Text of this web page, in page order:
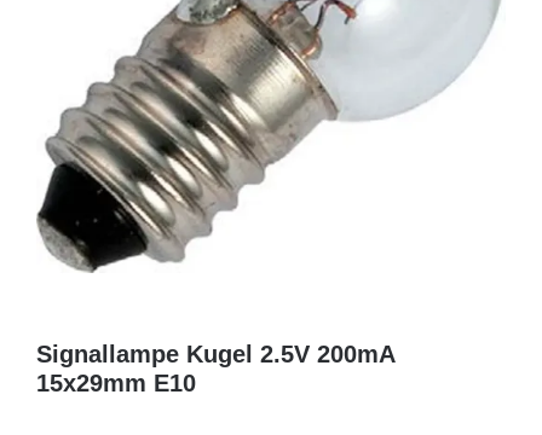
Signallampe Kugel 2.5V 200mA
15x29mm E10